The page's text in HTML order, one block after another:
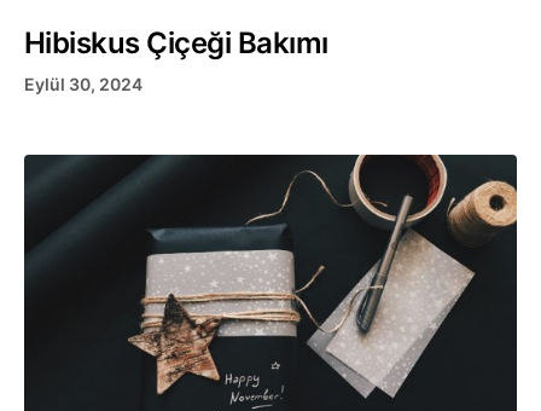
Hibiskus Çiçeği Bakımı
Eylül 30, 2024